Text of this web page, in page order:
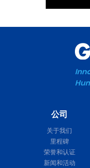
公司
关于我们
里程碑
荣誉和认证
新闻和活动